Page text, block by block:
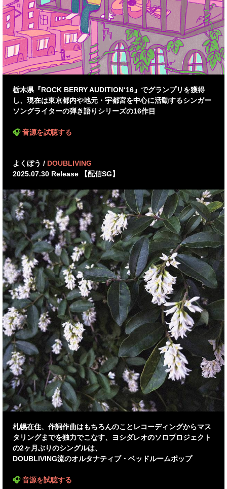
栃木県『ROCK BERRY AUDITION‘16』でグランプリを獲得
し、現在は東京都内や地元・宇都宮を中心に活動するシンガー
ソングライターの弾き語りシリーズの16作目
🎧音源を試聴する
よくぼう / DOUBLIVING
2025.07.30 Release 【配信SG】
札幌在住、作詞作曲はもちろんのことレコーディングからマス
タリングまでを独力でこなす、ヨシダレオのソロプロジェクト
の2ヶ月ぶりのシングルは、
DOUBLIVING流のオルタナティブ・ベッドルームポップ
🎧音源を試聴する